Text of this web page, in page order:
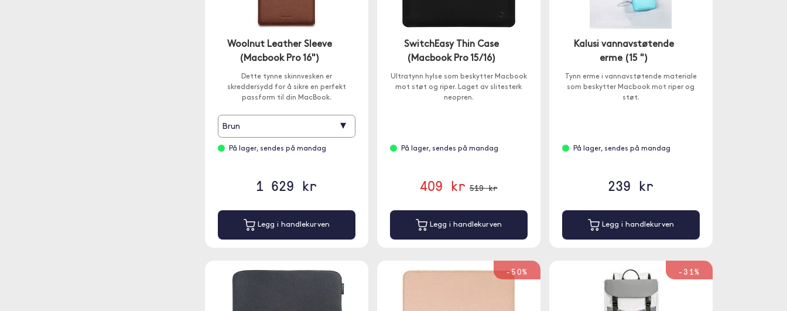
Woolnut Leather Sleeve
(Macbook Pro 16")
Dette tynne skinnvesken er
skreddersydd for å sikre en perfekt
passform til din MacBook.
Brun ▾
På lager, sendes på mandag
1 629 kr
Legg i handlekurven
SwitchEasy Thin Case
(Macbook Pro 15/16)
Ultratynn hylse som beskytter Macbook
mot støt og riper. Laget av slitesterk
neopren.
På lager, sendes på mandag
409 kr 519 kr
Legg i handlekurven
Kalusi vannavstøtende
erme (15 ")
Tynn erme i vannavstøtende materiale
som beskytter Macbook mot riper og
støt.
På lager, sendes på mandag
239 kr
Legg i handlekurven
-50% -31%